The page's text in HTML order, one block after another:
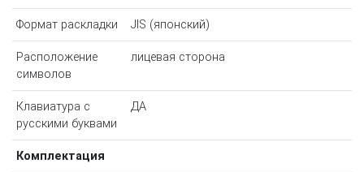
Формат раскладки JIS (японский)
Расположение
символов
лицевая сторона
Клавиатура с
русскими буквами
ДА
Комплектация